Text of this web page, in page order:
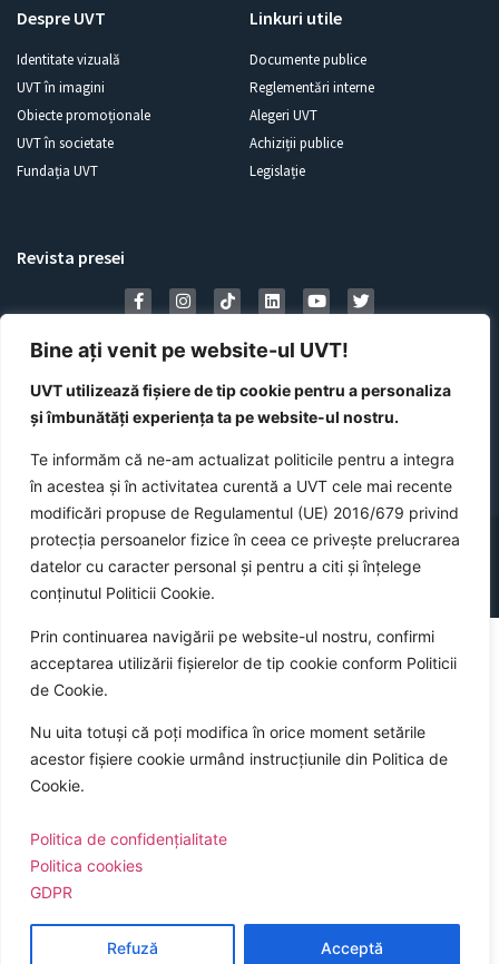
Bine ați venit pe website-ul UVT!
UVT utilizează fișiere de tip cookie pentru a personaliza
și îmbunătăți experiența ta pe website-ul nostru.
Te informăm că ne-am actualizat politicile pentru a integra
în acestea și în activitatea curentă a UVT cele mai recente
modificări propuse de Regulamentul (UE) 2016/679 privind
protecția persoanelor fizice în ceea ce privește prelucrarea
datelor cu caracter personal și pentru a citi și înțelege
conținutul Politicii Cookie.
Prin continuarea navigării pe website-ul nostru, confirmi
acceptarea utilizării fișierelor de tip cookie conform Politicii
de Cookie.
Nu uita totuși că poți modifica în orice moment setările
acestor fișiere cookie urmând instrucțiunile din Politica de
Cookie.
Politica de confidențialitate
Politica cookies
GDPR
Refuză Acceptă
Despre UVT
Identitate vizuală
UVT în imagini
Obiecte promoționale
UVT în societate
Fundația UVT
Linkuri utile
Documente publice
Reglementări interne
Alegeri UVT
Achiziții publice
Legislație
Revista presei
©2026Universitatea de Vest din Timișoara
SitemapPolitica cookies a UVT